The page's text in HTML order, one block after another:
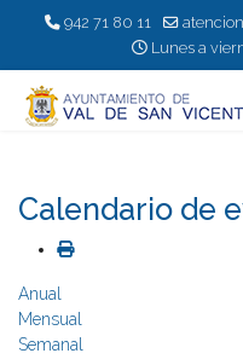
942 71 80 11
Lunes a
Calendario de
Anual
Mensual
Semanal